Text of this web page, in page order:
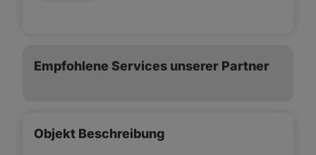
Empfohlene Services unserer Partner
Objekt Beschreibung